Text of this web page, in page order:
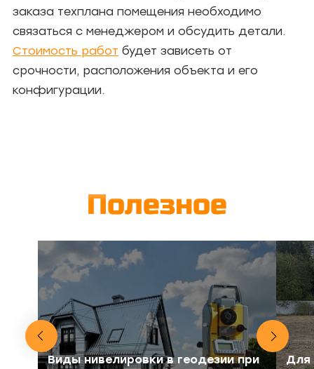
заказа техплана помещения необходимо
связаться с менеджером и обсудить детали.
Стоимость работ будет зависеть от
срочности, расположения объекта и его
конфигурации.
Полезное
Виды нивелировки в геодезии при
Для